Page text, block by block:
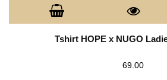
Tshirt HOPE x NUGO
69.00